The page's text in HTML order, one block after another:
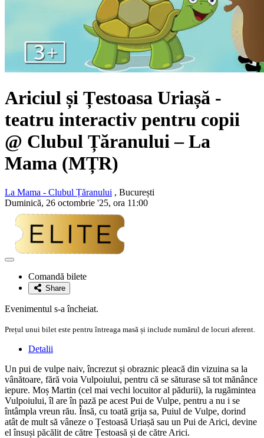
Ariciul și Țestoasa Uriașă -
teatru interactiv pentru copii
@ Clubul Țăranului – La
Mama (MȚR)
La Mama - Clubul Țăranului , București
Duminică, 26 octombrie '25, ora 11:00
Adaugă
favoriteComandă bilete
Share
Evenimentul s-a încheiat.
Prețul unui bilet este pentru întreaga masă și include numărul de locuri aferent.
Detalii
Un pui de vulpe naiv, încrezut și obraznic pleacă din vizuina sa la
vânătoare, fără voia Vulpoiului, pentru că se săturase să tot mănânce
iepure. Moș Martin (cel mai vechi locuitor al pădurii), la rugămintea
Vulpoiului, îl are în pază pe acest Pui de Vulpe, pentru a nu i se
întâmpla vreun rău. Însă, cu toată grija sa, Puiul de Vulpe, dorind
atât de mult să vâneze o Țestoasă Uriașă sau un Pui de Arici, devine
el însuși păcălit de către Țestoasă și de către Arici.